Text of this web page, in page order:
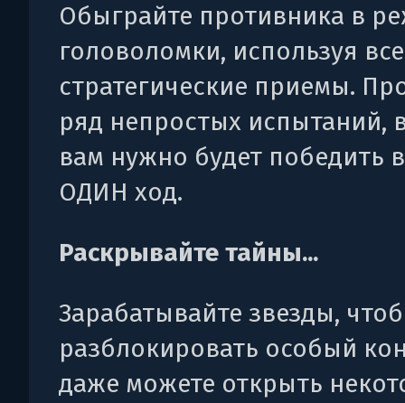
Обыграйте противника в
головоломки, используя
стратегические приемы.
ряд непростых испытаний,
вам нужно будет победить
ОДИН ход.
Раскрывайте тайны...
Зарабатывайте звезды,
разблокировать особый
даже можете открыть